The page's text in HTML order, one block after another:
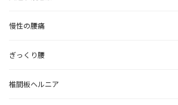
慢性の腰痛
ぎっくり腰
椎間板ヘルニア